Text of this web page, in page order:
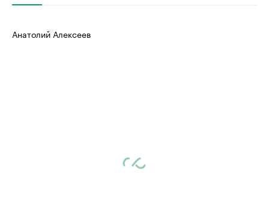
Анатолий Алексеев